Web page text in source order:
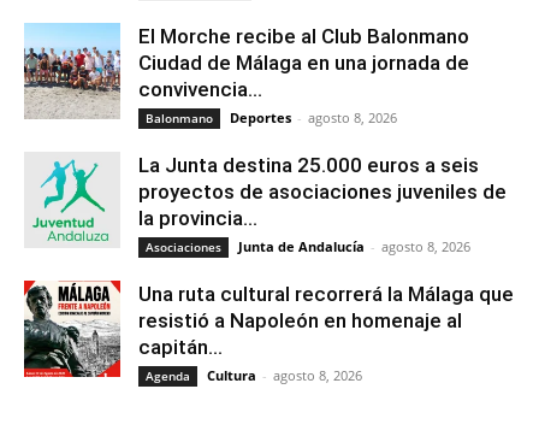
El Morche recibe al Club Balonmano
Ciudad de Málaga en una jornada de
convivencia...
Balonmano Deportes - agosto 8, 2026
La Junta destina 25.000 euros a seis
proyectos de asociaciones juveniles de
la provincia...
Asociaciones Junta de Andalucía - agosto 8, 2026
Una ruta cultural recorrerá la Málaga que
resistió a Napoleón en homenaje al
capitán...
Agenda Cultura - agosto 8, 2026